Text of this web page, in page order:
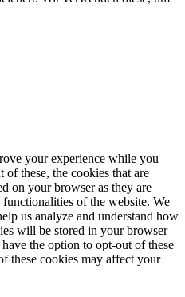
your experience while you
these, the cookies that are
on your browser as they are
of the website. We
us analyze and understand how
will be stored in your browser
the option to opt-out of these
these cookies may affect your